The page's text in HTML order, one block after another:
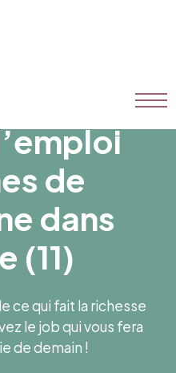
de
dans
(11)
ce qui fait la richesse
le job qui vous fera
de demain !